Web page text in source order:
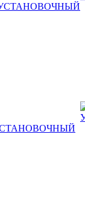
+ УСТАНОВОЧНЫЙ
УСТАНОВОЧНЫЙ